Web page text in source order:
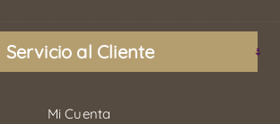
Servicio al Cliente
Mi Cuenta